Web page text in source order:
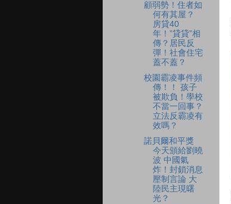
顧弱勢！住者如
何有其屋？
房貸40
年！”貸貸”相
傳？居民反
彈！社會住宅
蓋不蓋？
校園霸凌事件頻
傳！！ 孩子
被欺負！學校
不當一回事？
立法反霸凌有
效嗎？
諾貝爾和平獎
今天頒給劉曉
波 中國氣
炸！封鎖消息
壓制言論 大
陸民主現曙
光？